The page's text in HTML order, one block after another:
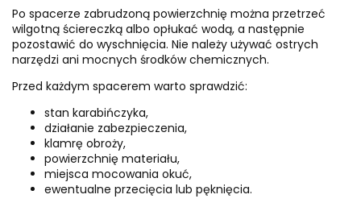
Po spacerze zabrudzoną powierzchnię można przetrzeć
wilgotną ściereczką albo opłukać wodą, a następnie
pozostawić do wyschnięcia. Nie należy używać ostrych
narzędzi ani mocnych środków chemicznych.
Przed każdym spacerem warto sprawdzić:
stan karabińczyka,
działanie zabezpieczenia,
klamrę obroży,
powierzchnię materiału,
miejsca mocowania okuć,
ewentualne przecięcia lub pęknięcia.